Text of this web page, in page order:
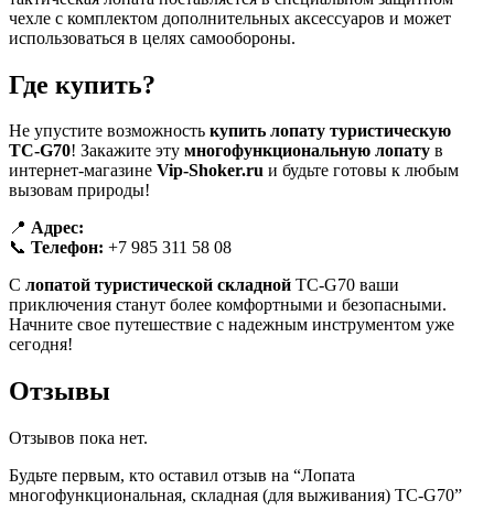
чехле с комплектом дополнительных аксессуаров и может
использоваться в целях самообороны.
Где купить?
Не упустите возможность купить лопату туристическую
TC-G70! Закажите эту многофункциональную лопату в
интернет-магазине Vip-Shoker.ru и будьте готовы к любым
вызовам природы!
📍 Адрес:
📞 Телефон: +7 985 311 58 08
С лопатой туристической складной TC-G70 ваши
приключения станут более комфортными и безопасными.
Начните свое путешествие с надежным инструментом уже
сегодня!
Отзывы
Отзывов пока нет.
Будьте первым, кто оставил отзыв на “Лопата
многофункциональная, складная (для выживания) TC-G70”